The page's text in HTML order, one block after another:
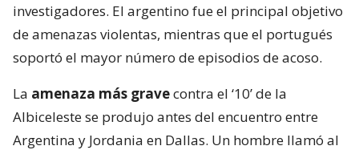
investigadores. El argentino fue el principal objetivo
de amenazas violentas, mientras que el portugués
soportó el mayor número de episodios de acoso.
La amenaza más gravecontra el ‘10’ de la
Albiceleste se produjo antes del encuentro entre
Argentina y Jordania en Dallas. Un hombre llamó al